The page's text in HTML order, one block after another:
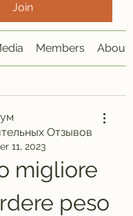
Join
Members About
Отзывов
11, 2023
migliore
peso